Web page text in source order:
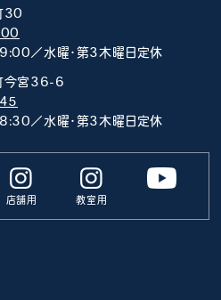
30
／水曜･第3木曜日定休
今宮36-6
／水曜･第3木曜日定休
店舗用 教室用